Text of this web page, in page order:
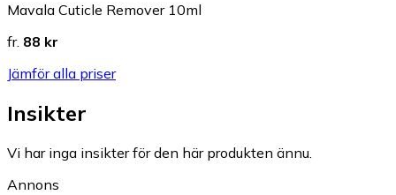
Mavala Cuticle Remover 10ml
fr. 88 kr
Jämför alla priser
Insikter
Vi har inga insikter för den här produkten ännu.
Annons